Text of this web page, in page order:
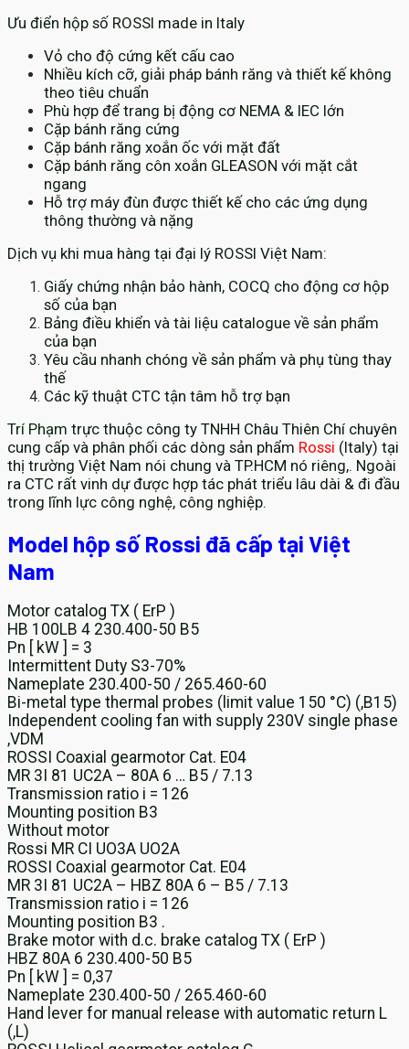
Ưu điển hộp số ROSSI made in Italy
Vỏ cho độ cứng kết cấu cao
Nhiều kích cỡ, giải pháp bánh răng và thiết kế không
theo tiêu chuẩn
Phù hợp để trang bị động cơ NEMA & IEC lớn
Cặp bánh răng cứng
Cặp bánh răng xoắn ốc với mặt đất
Cặp bánh răng côn xoắn GLEASON với mặt cắt
ngang
Hỗ trợ máy đùn được thiết kế cho các ứng dụng
thông thường và nặng
Dịch vụ khi mua hàng tại đại lý ROSSI Việt Nam:
Giấy chứng nhận bảo hành, COCQ cho động cơ hộp
số của bạn
Bảng điều khiển và tài liệu catalogue về sản phẩm
của bạn
Yêu cầu nhanh chóng về sản phẩm và phụ tùng thay
thế
Các kỹ thuật CTC tận tâm hỗ trợ bạn
Trí Phạm trực thuộc công ty TNHH Châu Thiên Chí chuyên
cung cấp và phân phối các dòng sản phẩm Rossi (Italy) tại
thị trường Việt Nam nói chung và TP.HCM nó riêng,. Ngoài
ra CTC rất vinh dự được hợp tác phát triểu lâu dài & đi đầu
trong lĩnh lực công nghệ, công nghiệp.
Model hộp số Rossi đã cấp tại Việt
Nam
Motor catalog TX ( ErP )
HB 100LB 4 230.400-50 B5
Pn [ kW ] = 3
Intermittent Duty S3-70%
Nameplate 230.400-50 / 265.460-60
Bi-metal type thermal probes (limit value 150 °C) (,B15)
Independent cooling fan with supply 230V single phase
,VDM
ROSSI Coaxial gearmotor Cat. E04
MR 3I 81 UC2A – 80A 6 … B5 / 7.13
Transmission ratio i = 126
Mounting position B3
Without motor
Rossi MR CI UO3A UO2A
ROSSI Coaxial gearmotor Cat. E04
MR 3I 81 UC2A – HBZ 80A 6 – B5 / 7.13
Transmission ratio i = 126
Mounting position B3 .
Brake motor with d.c. brake catalog TX ( ErP )
HBZ 80A 6 230.400-50 B5
Pn [ kW ] = 0,37
Nameplate 230.400-50 / 265.460-60
Hand lever for manual release with automatic return L
(,L)